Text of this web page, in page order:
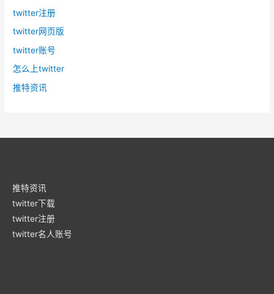
twitter注册
twitter网页版
twitter账号
怎么上twitter
推特资讯
推特资讯
twitter下载
twitter注册
twitter名人账号